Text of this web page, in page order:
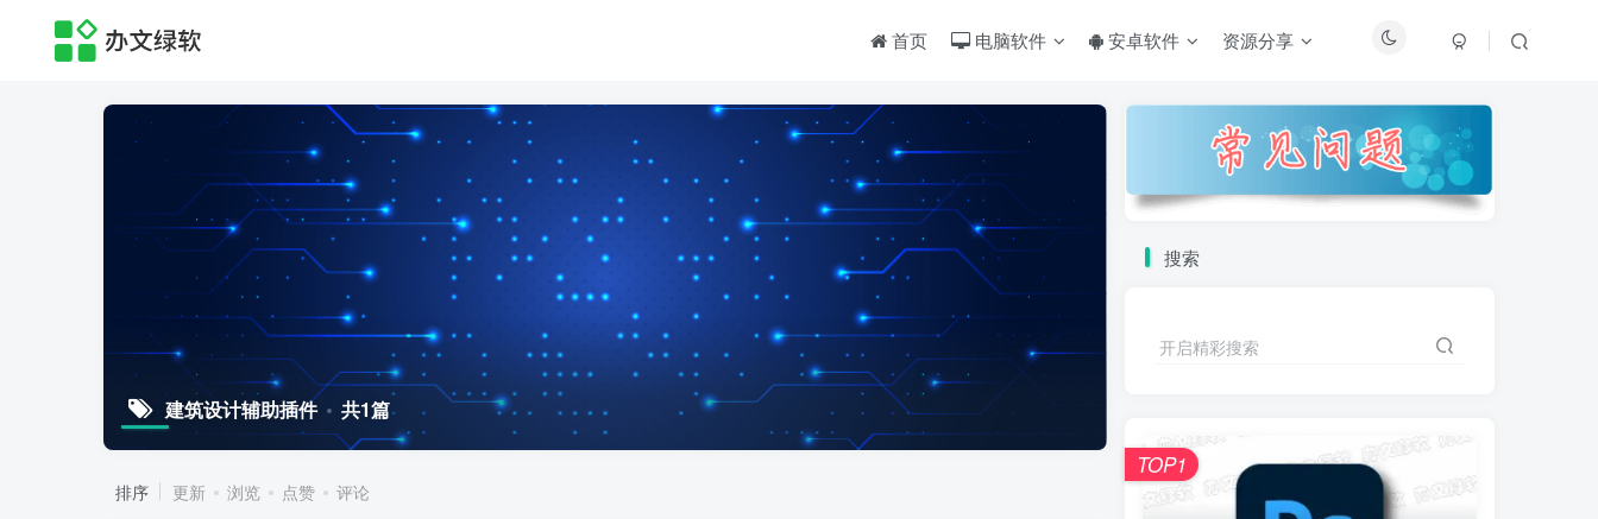
首页 电脑软件 安卓软件 资源分享
建筑设计辅助插件 共1篇
排序 更新 浏览 点赞 评论
搜索
开启精彩搜索
TOP1